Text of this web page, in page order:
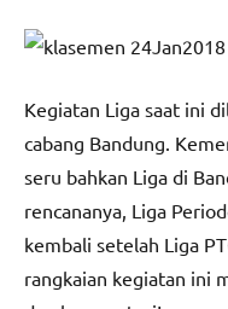
Kegiatan Liga saat ini
cabang Bandung.
seru bahkan Liga di
rencananya, Liga
kembali setelah Liga
rangkaian kegiatan ini